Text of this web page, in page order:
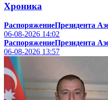
Хроника
РаспоряжениеПрезидента
06-08-2026 14:02
РаспоряжениеПрезидента
06-08-2026 13:57